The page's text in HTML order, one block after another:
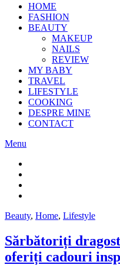
HOME
FASHION
BEAUTY
MAKEUP
NAILS
REVIEW
MY BABY
TRAVEL
LIFESTYLE
COOKING
DESPRE MINE
CONTACT
Menu
Beauty, Home, Lifestyle
Sărbătoriți
oferiți cadouri